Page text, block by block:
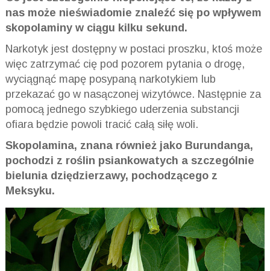
nas może nieświadomie znaleźć się po wpływem
skopolaminy w ciągu kilku sekund.
Narkotyk jest dostępny w postaci proszku, ktoś może
więc zatrzymać cię pod pozorem pytania o drogę,
wyciągnąć mapę posypaną narkotykiem lub
przekazać go w nasączonej wizytówce. Następnie za
pomocą jednego szybkiego uderzenia substancji
ofiara będzie powoli tracić całą siłę woli.
Skopolamina, znana również jako Burundanga,
pochodzi z roślin psiankowatych a szczególnie
bielunia dziędzierzawy, pochodzącego z
Meksyku.